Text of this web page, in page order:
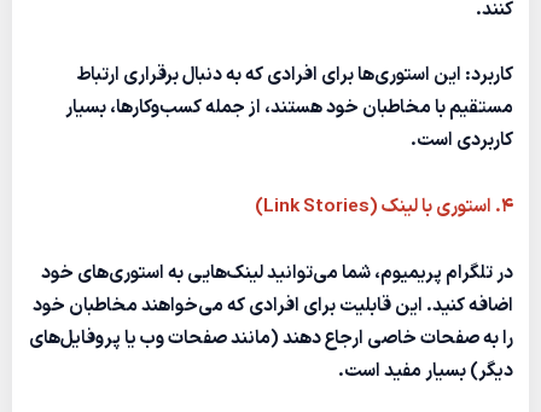
کنند.
کاربرد: این استوری‌ها برای افرادی که به دنبال برقراری ارتباط
مستقیم با مخاطبان خود هستند، از جمله کسب‌وکارها، بسیار
کاربردی است.
۴. استوری با لینک (Link Stories)
در تلگرام پریمیوم، شما می‌توانید لینک‌هایی به استوری‌های خود
اضافه کنید. این قابلیت برای افرادی که می‌خواهند مخاطبان خود
را به صفحات خاصی ارجاع دهند (مانند صفحات وب یا پروفایل‌های
دیگر) بسیار مفید است.